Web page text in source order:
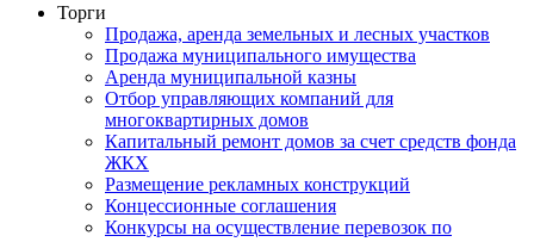
Торги
Продажа, аренда земельных и лесных участков
Продажа муниципального имущества
Аренда муниципальной казны
Отбор управляющих компаний для
многоквартирных домов
Капитальный ремонт домов за счет средств фонда
ЖКХ
Размещение рекламных конструкций
Концессионные соглашения
Конкурсы на осуществление перевозок по